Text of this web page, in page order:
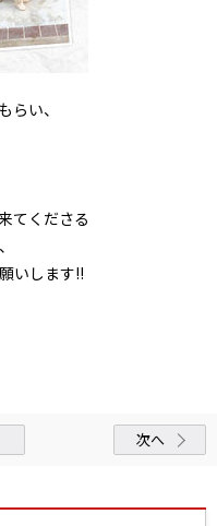
い、
てくださる
いします!!
次へ